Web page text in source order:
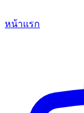
หน้าแรก